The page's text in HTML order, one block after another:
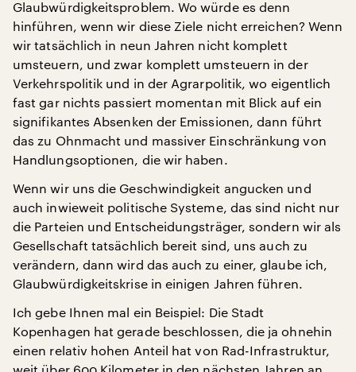
Glaubwürdigkeitsproblem. Wo würde es denn
hinführen, wenn wir diese Ziele nicht erreichen? Wenn
wir tatsächlich in neun Jahren nicht komplett
umsteuern, und zwar komplett umsteuern in der
Verkehrspolitik und in der Agrarpolitik, wo eigentlich
fast gar nichts passiert momentan mit Blick auf ein
signifikantes Absenken der Emissionen, dann führt
das zu Ohnmacht und massiver Einschränkung von
Handlungsoptionen, die wir haben.
Wenn wir uns die Geschwindigkeit angucken und
auch inwieweit politische Systeme, das sind nicht nur
die Parteien und Entscheidungsträger, sondern wir als
Gesellschaft tatsächlich bereit sind, uns auch zu
verändern, dann wird das auch zu einer, glaube ich,
Glaubwürdigkeitskrise in einigen Jahren führen.
Ich gebe Ihnen mal ein Beispiel: Die Stadt
Kopenhagen hat gerade beschlossen, die ja ohnehin
einen relativ hohen Anteil hat von Rad-Infrastruktur,